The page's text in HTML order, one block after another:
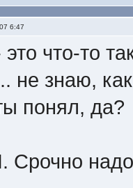
6:47
это что-то
не знаю,
понял, да?
Срочно надо